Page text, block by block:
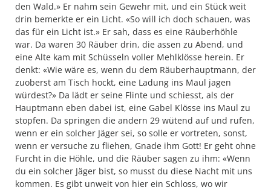
den Wald.» Er nahm sein Gewehr mit, und ein Stück weit
drin bemerkte er ein Licht. «So will ich doch schauen, was
das für ein Licht ist.» Er sah, dass es eine Räuberhöhle
war. Da waren 30 Räuber drin, die assen zu Abend, und
eine Alte kam mit Schüsseln voller Mehlklösse herein. Er
denkt: «Wie wäre es, wenn du dem Räuberhauptmann, der
zuoberst am Tisch hockt, eine Ladung ins Maul jagen
würdest?» Da lädt er seine Flinte und schiesst, als der
Hauptmann eben dabei ist, eine Gabel Klösse ins Maul zu
stopfen. Da springen die andern 29 wütend auf und rufen,
wenn er ein solcher Jäger sei, so solle er vortreten, sonst,
wenn er versuche zu fliehen, Gnade ihm Gott! Er geht ohne
Furcht in die Höhle, und die Räuber sagen zu ihm: «Wenn
du ein solcher Jäger bist, so musst du diese Nacht mit uns
kommen. Es gibt unweit von hier ein Schloss, wo wir